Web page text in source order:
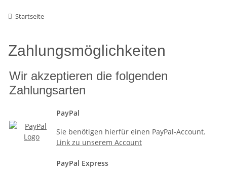
Startseite
Zahlungsmöglichkeiten
Wir akzeptieren die folgenden
Zahlungsarten
PayPal
Sie benötigen hierfür einen PayPal-Account.
Link zu unserem Account
PayPal Express